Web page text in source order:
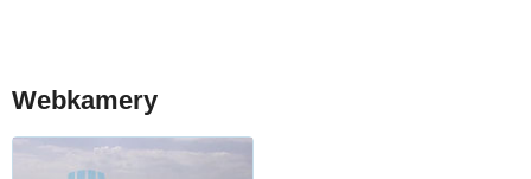
Webkamery